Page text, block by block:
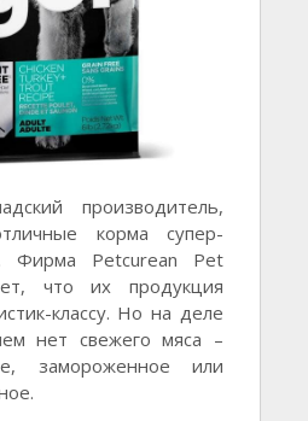
производитель,
корма супер-
Фирма Petcurean Pet
что их продукция
классу. Но на деле
нет свежего мяса –
замороженное или